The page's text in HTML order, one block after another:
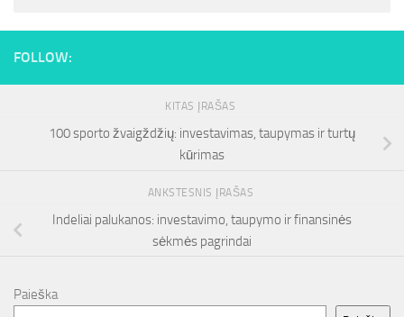
FOLLOW:
KITAS ĮRAŠAS
100 sporto žvaigždžių: investavimas, taupymas ir turtų
kūrimas
ANKSTESNIS ĮRAŠAS
Indeliai palukanos: investavimo, taupymo ir finansinės
sėkmės pagrindai
Paieška